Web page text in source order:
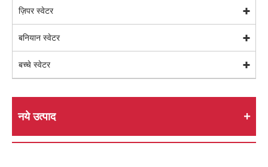
ज़िपर स्वेटर
बनियान स्वेटर
बच्चे स्वेटर
नये उत्पाद